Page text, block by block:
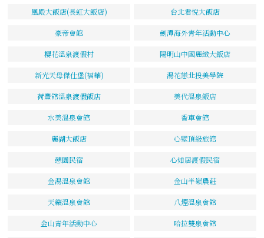
凰殿大飯店(長虹大飯店) 台北君悅大飯店
豪帝會館 劍潭海外青年活動中心
櫻花溫泉渡假村 陽明山中國麗緻大飯店
新光天母傑仕堡(福華) 湯花戀北投美學院
荷豐館溫泉渡假飯店 美代溫泉飯店
水美溫泉會館 香車會館
麗湖大飯店 心墅頂級旅館
憩園民宿 心如居渡假民宿
金湯溫泉會館 金山半嶺農莊
天籟溫泉會館 八煙溫泉會館
金山青年活動中心 哈拉雙泉會館